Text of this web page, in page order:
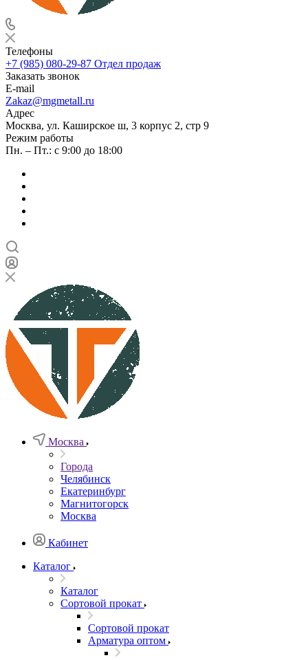
Телефоны
+7 (985) 080-29-87 Отдел продаж
Заказать звонок
E-mail
Zakaz@mgmetall.ru
Адрес
Москва, ул. Каширское ш, 3 корпус 2, стр 9
Режим работы
Пн. – Пт.: с 9:00 до 18:00
Москва
Города
Челябинск
Екатеринбург
Магнитогорск
Москва
Кабинет
Каталог
Каталог
Сортовой прокат
Сортовой прокат
Арматура оптом